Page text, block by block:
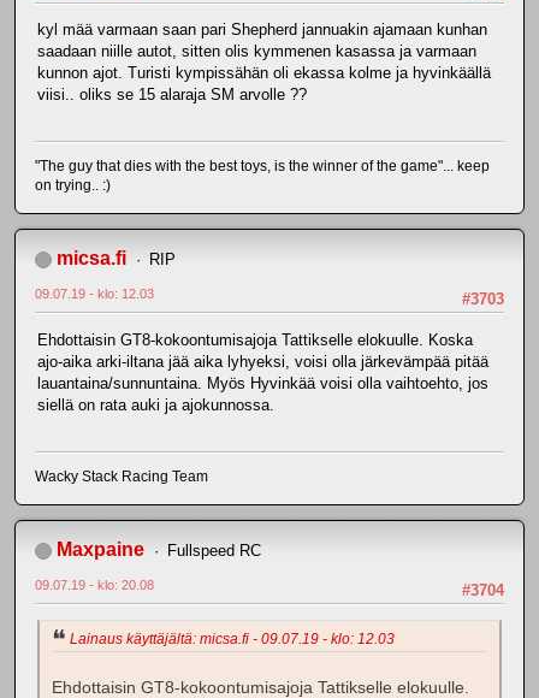
kyl mää varmaan saan pari Shepherd jannuakin ajamaan kunhan
saadaan niille autot, sitten olis kymmenen kasassa ja varmaan
kunnon ajot. Turisti kympissähän oli ekassa kolme ja hyvinkäällä
viisi.. oliks se 15 alaraja SM arvolle ??
"The guy that dies with the best toys, is the winner of the game"... keep
on trying.. :)
micsa.fi RIP
#3703
09.07.19 - klo: 12.03
Ehdottaisin GT8-kokoontumisajoja Tattikselle elokuulle. Koska
ajo-aika arki-iltana jää aika lyhyeksi, voisi olla järkevämpää pitää
lauantaina/sunnuntaina. Myös Hyvinkää voisi olla vaihtoehto, jos
siellä on rata auki ja ajokunnossa.
Wacky Stack Racing Team
Maxpaine Fullspeed RC
#3704
09.07.19 - klo: 20.08
Lainaus käyttäjältä: micsa.fi - 09.07.19 - klo: 12.03
Ehdottaisin GT8-kokoontumisajoja Tattikselle elokuulle.